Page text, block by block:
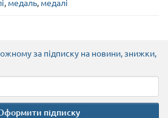
, медаль, медалі
за підписку на новини, знижки,
підписку